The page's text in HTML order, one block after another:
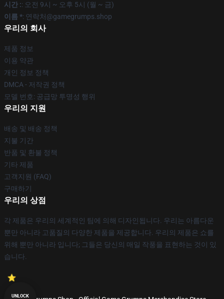
시간 :: 오전 9시 ~ 오후 5시 (월 ~ 금)
이름 *: 연락처@gamegrumps.shop
우리의 회사
제품 정보
이용 약관
개인 정보 정책
DMCA - 저작권 정책
모델 번호: 공급망 투명성 행위
우리의 지원
배송 및 배송 정책
지불 기간
반품 및 환불 정책
기타 제품
고객지원 (FAQ)
구매하기
우리의 상점
각 제품은 우리의 세계적인 팀에 의해 디자인됩니다. 우리는 아름다운
뿐만 아니라 고품질의 다양한 제품을 제공합니다. 우리의 제품은 쇼를
위해 뿐만 아니라 입니다; 그들은 당신의 매일 작풍을 표현하는 것이 있
습니다.
UNLOCK